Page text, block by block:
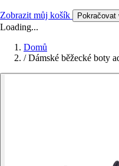
Zobrazit můj košík Pokračovat
Loading...
Domů
/ Dámské běžecké boty